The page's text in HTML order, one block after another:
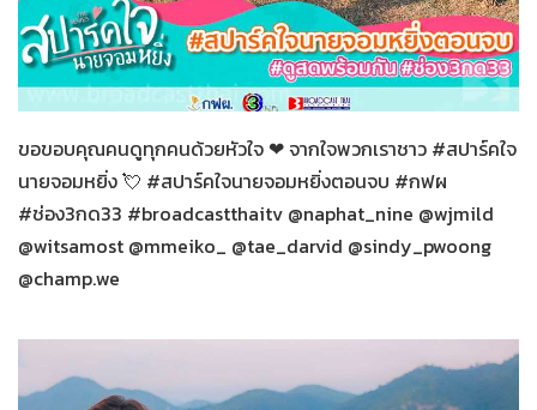
27-12-2563 สปาร์คใจนายจอมหยิ่ง
ขอขอบคุณคนดูทุกคนด้วยหัวใจ ❤ จากใจพวกเราชาว #สปาร์คใจ
นายจอมหยิ่ง 💘 #สปาร์คใจนายจอมหยิ่งตอนจบ #กฟผ
#ช่อง3กด33 #broadcastthaitv @naphat_nine @wjmild
@witsamost @mmeiko_ @tae_darvid @sindy_pwoong
@champ.we